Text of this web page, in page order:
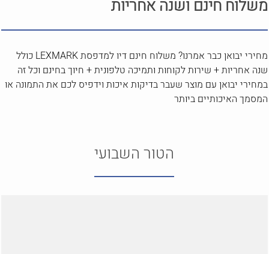
משלוח חינם ושנה אחריות
מחירי יבואן כבר אמרנו? משלוח חינם דיו למדפסת LEXMARK כולל
שנה אחריות + שירות לקוחות ותמיכה טלפונית + חיוך בחינם וכל זה
במחירי יבואן עם מוצר שעבר בדיקות איכות וידפיס לכם את התמונה או
המסמך האיכותיים ביותר
הטור השבועי